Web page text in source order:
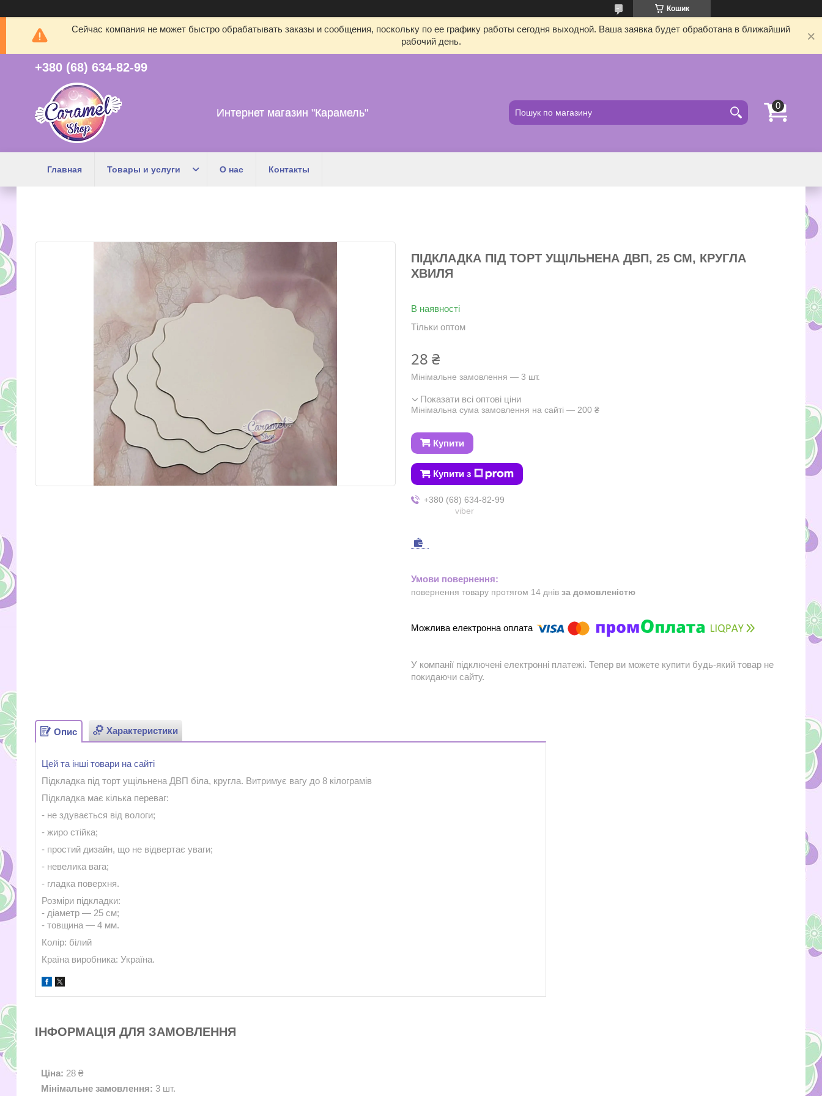
Кошик
Сейчас компания не может быстро обрабатывать заказы и сообщения, поскольку по ее графику работы сегодня выходной. Ваша заявка будет обработана в ближайший
рабочий день.
+380 (68) 634-82-99
Интернет магазин "Карамель"
Главная Товары и услуги О нас Контакты
ПІДКЛАДКА ПІД ТОРТ УЩІЛЬНЕНА ДВП, 25 СМ, КРУГЛА
ХВИЛЯ
В наявності
Тільки оптом
28 ₴
Мінімальне замовлення — 3 шт.
Показати всі оптові ціни
Мінімальна сума замовлення на сайті — 200 ₴
Купити
Купити з
+380 (68) 634-82-99
viber
повернення товару протягом 14 днів за домовленістю
У компанії підключені електронні платежі. Тепер ви можете купити будь-який товар не
покидаючи сайту.
Опис Характеристики
Цей та інші товари на сайті
Підкладка під торт ущільнена ДВП біла, кругла. Витримує вагу до 8 кілограмів
Підкладка має кілька переваг:
- не здувається від вологи;
- жиро стійка;
- простий дизайн, що не відвертає уваги;
- невелика вага;
- гладка поверхня.
Розміри підкладки:
- діаметр — 25 см;
- товщина — 4 мм.
Колір: білий
Країна виробника: Україна.
ІНФОРМАЦІЯ ДЛЯ ЗАМОВЛЕННЯ
Ціна: 28 ₴
Мінімальне замовлення: 3 шт.